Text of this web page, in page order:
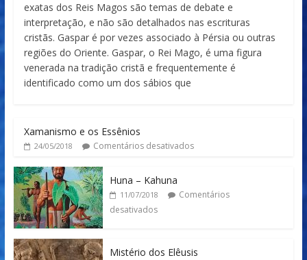
exatas dos Reis Magos são temas de debate e
interpretação, e não são detalhados nas escrituras
cristãs. Gaspar é por vezes associado à Pérsia ou outras
regiões do Oriente. Gaspar, o Rei Mago, é uma figura
venerada na tradição cristã e frequentemente é
identificado como um dos sábios que
Xamanismo e os Essênios
24/05/2018 Comentários desativados
Huna – Kahuna
11/07/2018
Comentários
desativados
Mistério dos Elêusis